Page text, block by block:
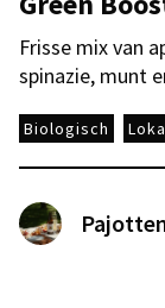
Frisse mix van
spinazie, munt
Biologisch